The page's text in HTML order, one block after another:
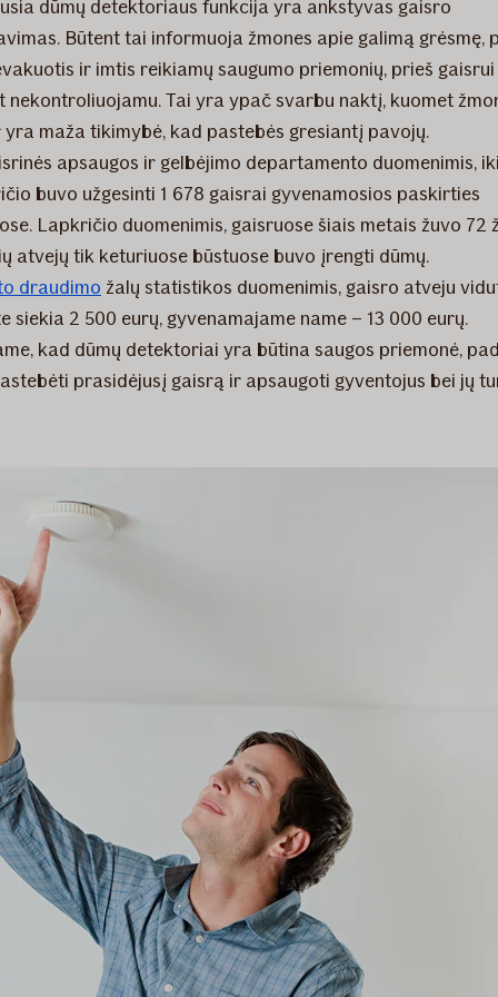
dūmų detektoriaus funkcija yra ankstyvas gaisro
Būtent tai informuoja žmones apie galimą grėsmę,
ir imtis reikiamų saugumo priemonių, prieš gaisrui
nekontroliuojamu. Tai yra ypač svarbu naktį, kuomet
yra maža tikimybė, kad pastebės gresiantį pavojų.
apsaugos ir gelbėjimo departamento duomenimis,
buvo užgesinti 1 678 gaisrai gyvenamosios paskirties
Lapkričio duomenimis, gaisruose šiais metais žuvo 72
atvejų tik keturiuose būstuose buvo įrengti dūmų.
draudimo žalų statistikos duomenimis, gaisro atveju
siekia 2 500 eurų, gyvenamajame name – 13 000 eurų.
kad dūmų detektoriai yra būtina saugos priemonė,
prasidėjusį gaisrą ir apsaugoti gyventojus bei jų